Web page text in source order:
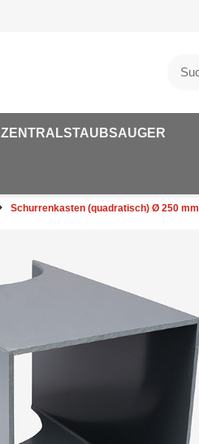
ZENTRALSTAUBSAUGER
Schurrenkasten (quadratisch) Ø 250 mm